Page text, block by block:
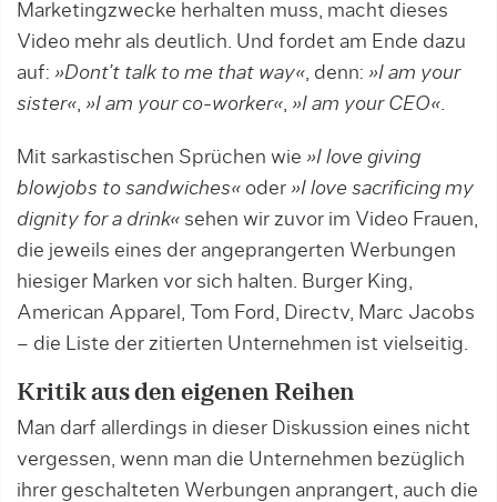
Marketingzwecke herhalten muss, macht dieses
Video mehr als deutlich. Und fordet am Ende dazu
auf: »Dont’t talk to me that way«, denn: »I am your
sister«, »I am your co-worker«, »I am your CEO«.
Mit sarkastischen Sprüchen wie »I love giving
blowjobs to sandwiches« oder »I love sacrificing my
dignity for a drink« sehen wir zuvor im Video Frauen,
die jeweils eines der angeprangerten Werbungen
hiesiger Marken vor sich halten. Burger King,
American Apparel, Tom Ford, Directv, Marc Jacobs
– die Liste der zitierten Unternehmen ist vielseitig.
Kritik aus den eigenen Reihen
Man darf allerdings in dieser Diskussion eines nicht
vergessen, wenn man die Unternehmen bezüglich
ihrer geschalteten Werbungen anprangert, auch die